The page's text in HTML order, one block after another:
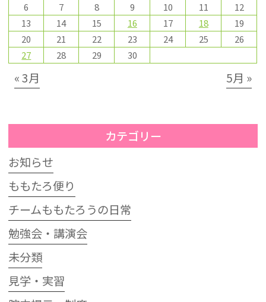
6
7 8 9 10 11
12
13
14 15 16 17 18
19
20
21 22 23 24 25
26
27
28 29 30
« 3月 5月 »
カテゴリー
お知らせ
ももたろ便り
チームももたろうの日常
勉強会・講演会
未分類
見学・実習